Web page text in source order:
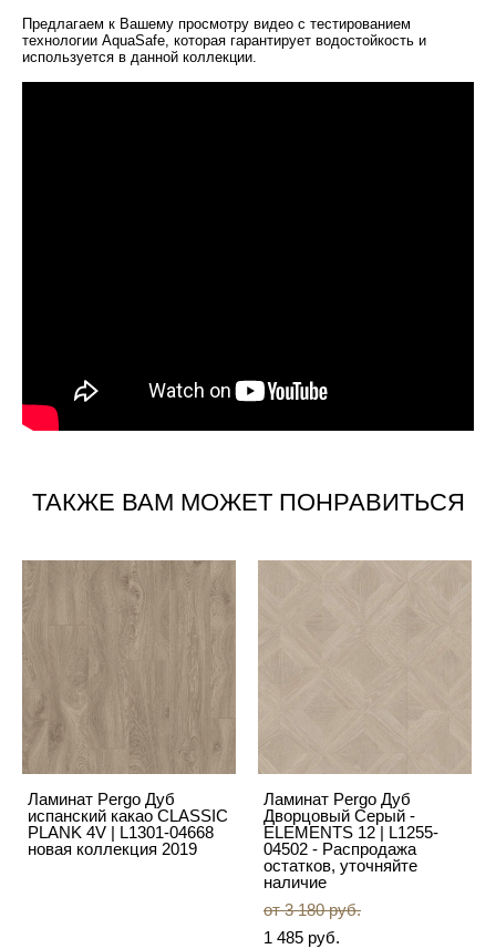
Предлагаем к Вашему просмотру видео с тестированием
технологии AquaSafe, которая гарантирует водостойкость и
используется в данной коллекции.
ТАКЖЕ ВАМ МОЖЕТ ПОНРАВИТЬСЯ
Ламинат Pergo Дуб
испанский какао CLASSIC
PLANK 4V | L1301-04668
новая коллекция 2019
Ламинат Pergo Дуб
Дворцовый Серый -
ELEMENTS 12 | L1255-
04502 - Распродажа
остатков, уточняйте
наличие
от 3 180 pуб.
1 485 pуб.